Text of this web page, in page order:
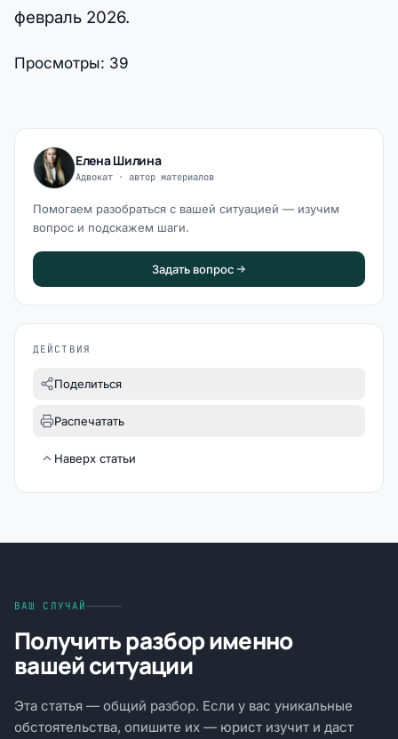
февраль 2026.
Просмотры: 39
Елена Шилина
Адвокат · автор материалов
Помогаем разобраться с вашей ситуацией — изучим
вопрос и подскажем шаги.
Задать вопрос
ДЕЙСТВИЯ
Поделиться
Распечатать
Наверх статьи
ВАШ СЛУЧАЙ
Получить разбор именно
вашей ситуации
Эта статья — общий разбор. Если у вас уникальные
обстоятельства, опишите их — юрист изучит и даст